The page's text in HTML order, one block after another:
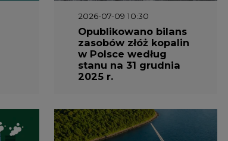
2026-07-09 10:30
Opublikowano bilans
zasobów złóż kopalin
w Polsce według
stanu na 31 grudnia
2025 r.